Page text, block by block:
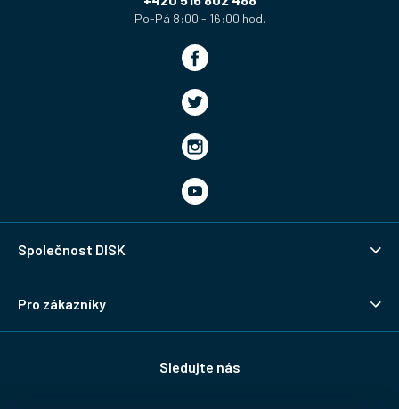
Společnost DISK
Pro zákazníky
Sledujte nás